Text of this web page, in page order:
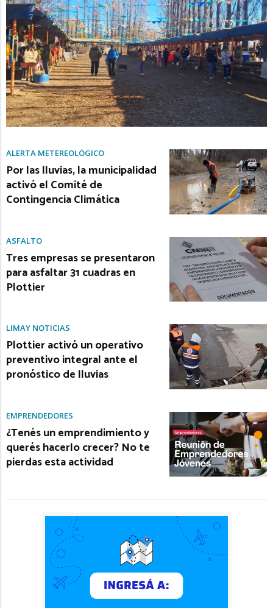
ALERTA METEREOLÓGICO
Por las lluvias, la municipalidad
activó el Comité de
Contingencia Climática
ASFALTO
Tres empresas se presentaron
para asfaltar 31 cuadras en
Plottier
LIMAY NOTICIAS
Plottier activó un operativo
preventivo integral ante el
pronóstico de lluvias
EMPRENDEDORES
¿Tenés un emprendimiento y
querés hacerlo crecer? No te
pierdas esta actividad